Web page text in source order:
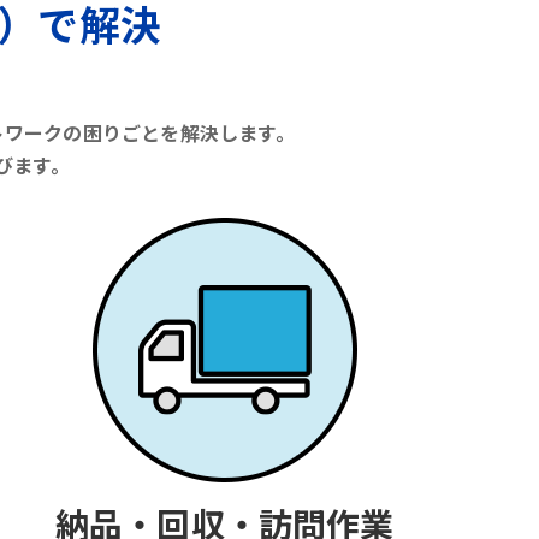
で解決
ークの困りごとを解決します。
ます。
納品・回収・訪問作業